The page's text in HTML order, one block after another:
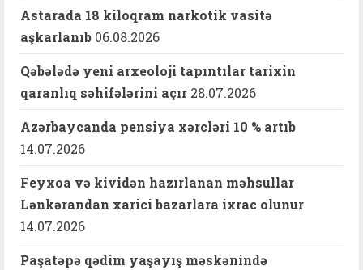
Astarada 18 kiloqram narkotik vasitə
aşkarlanıb 06.08.2026
Qəbələdə yeni arxeoloji tapıntılar tarixin
qaranlıq səhifələrini açır 28.07.2026
Azərbaycanda pensiya xərcləri 10 % artıb
14.07.2026
Feyxoa və kividən hazırlanan məhsullar
Lənkərandan xarici bazarlara ixrac olunur
14.07.2026
Paşatəpə qədim yaşayış məskənində